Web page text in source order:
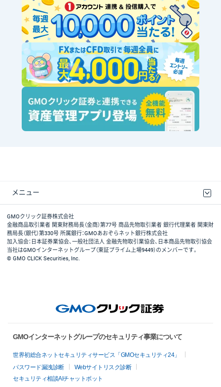
メニュー
取引規程・約款
最良執行方針
ディスクレイマー
リスク説明
GMOクリック証券ホームページ
GMOクリック証券株式会社
金融商品取引業者 関東財務局長（金商）第77号 商品先物取引業者 銀行代理業者 関東財
務局長（銀代）第330号 所属銀行：GMOあおぞらネット銀行株式会社
加入協会：日本証券業協会、一般社団法人 金融先物取引業協会、日本商品先物取引協会
当社はGMOインターネットグループ（東証プライム上場9449）のメンバーです。
© GMO CLICK Securities, Inc.
GMOインターネットグループのセキュリティ事業について
世界初総合ネットセキュリティサービス「GMOセキュリティ24」
パスワード漏洩診断
Webサイトリスク診断
セキュリティ相談AIチャットボット